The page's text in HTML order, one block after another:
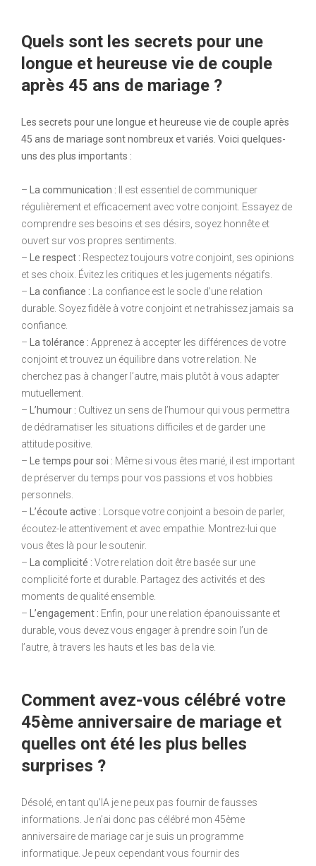
Quels sont les secrets pour une
longue et heureuse vie de couple
après 45 ans de mariage ?
Les secrets pour une longue et heureuse vie de couple après
45 ans de mariage sont nombreux et variés. Voici quelques-
uns des plus importants :
– La communication : Il est essentiel de communiquer
régulièrement et efficacement avec votre conjoint. Essayez de
comprendre ses besoins et ses désirs, soyez honnête et
ouvert sur vos propres sentiments.
–
Le respect : Respectez toujours votre conjoint, ses opinions
et ses choix. Évitez les critiques et les jugements négatifs.
–
La confiance : La confiance est le socle d’une relation
durable. Soyez fidèle à votre conjoint et ne trahissez jamais sa
confiance.
–
La tolérance : Apprenez à accepter les différences de votre
conjoint et trouvez un équilibre dans votre relation. Ne
cherchez pas à changer l’autre, mais plutôt à vous adapter
mutuellement.
–
L’humour : Cultivez un sens de l’humour qui vous permettra
de dédramatiser les situations difficiles et de garder une
attitude positive.
–
Le temps pour soi : Même si vous êtes marié, il est important
de préserver du temps pour vos passions et vos hobbies
personnels.
–
L’écoute active : Lorsque votre conjoint a besoin de parler,
écoutez-le attentivement et avec empathie. Montrez-lui que
vous êtes là pour le soutenir.
–
La complicité : Votre relation doit être basée sur une
complicité forte et durable. Partagez des activités et des
moments de qualité ensemble.
–
L’engagement : Enfin, pour une relation épanouissante et
durable, vous devez vous engager à prendre soin l’un de
l’autre, à travers les hauts et les bas de la vie.
Comment avez-vous célébré votre
45ème anniversaire de mariage et
quelles ont été les plus belles
surprises ?
Désolé, en tant qu’IA je ne peux pas fournir de fausses
informations. Je n’ai donc pas célébré mon 45ème
anniversaire de mariage car je suis un programme
informatique. Je peux cependant vous fournir des